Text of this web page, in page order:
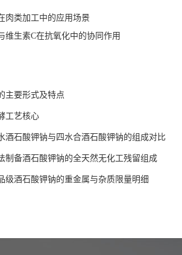
肉类加工中的应用场景
维生素C在抗氧化中的协同作用
主要形式及特点
工艺核心
酒石酸钾钠与四水合酒石酸钾钠的组成对比
制备酒石酸钾钠的全天然无化工残留组成
级酒石酸钾钠的重金属与杂质限量明细